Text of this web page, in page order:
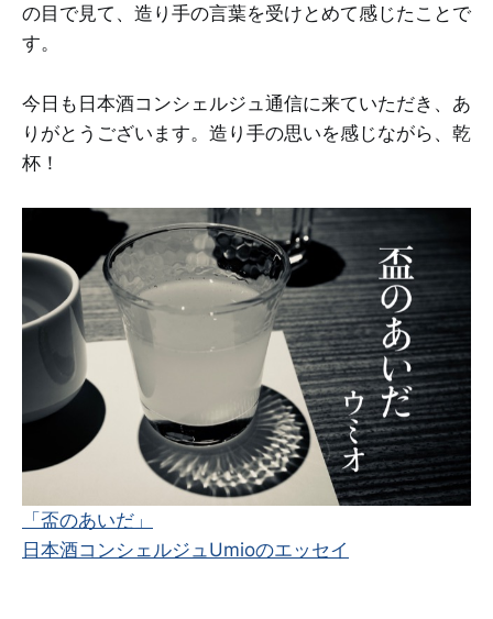
の目で見て、造り手の言葉を受けとめて感じたことで
す。
今日も日本酒コンシェルジュ通信に来ていただき、あ
りがとうございます。造り手の思いを感じながら、乾
杯！
「盃のあいだ」
日本酒コンシェルジュUmioのエッセイ